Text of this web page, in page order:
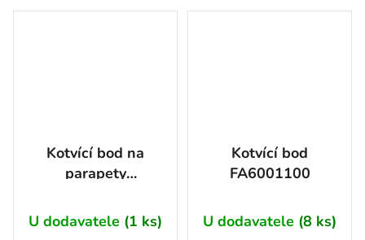
Kotvící bod na
parapety
U dodavatele (1 ks)
Kotvící bod
FA6001100
U dodavatele (8 ks)